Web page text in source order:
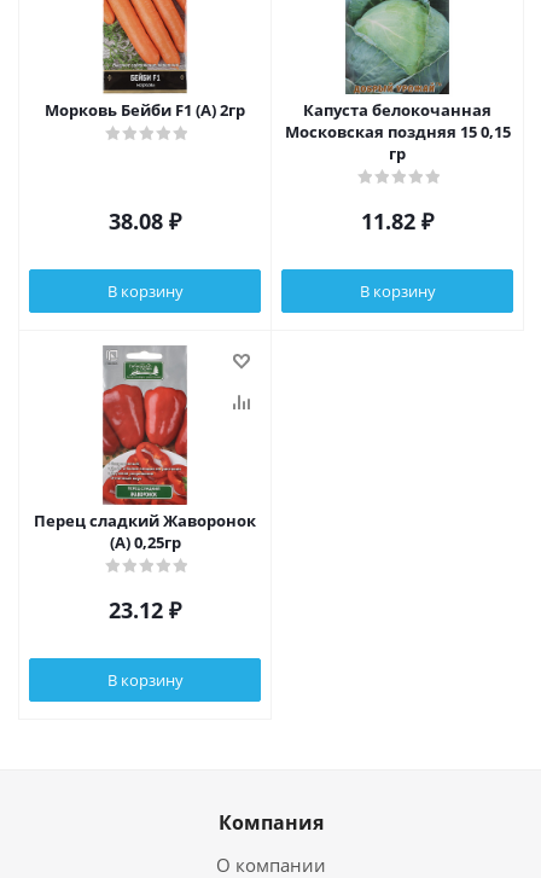
Морковь Бейби F1 (А) 2гр
38.08 ₽
В корзину
Капуста белокочанная
Московская поздняя 15 0,15
гр
11.82 ₽
В корзину
Перец сладкий Жаворонок
(А) 0,25гр
23.12 ₽
В корзину
Компания
О компании